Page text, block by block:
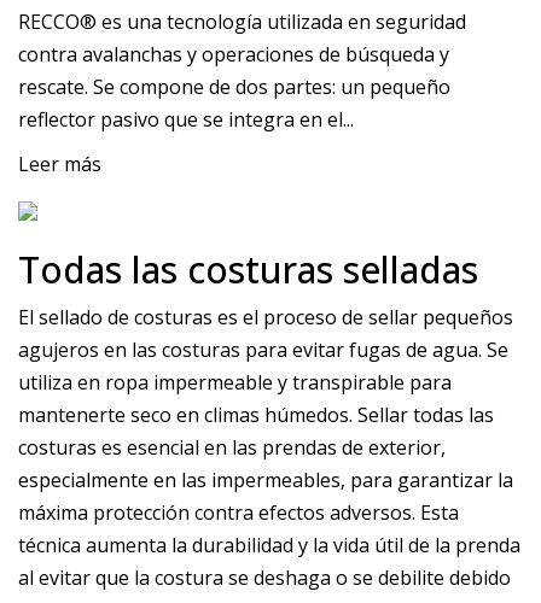
RECCO® es una tecnología utilizada en seguridad
contra avalanchas y operaciones de búsqueda y
rescate. Se compone de dos partes: un pequeño
reflector pasivo que se integra en el...
Leer más
Todas las costuras selladas
El sellado de costuras es el proceso de sellar pequeños
agujeros en las costuras para evitar fugas de agua. Se
utiliza en ropa impermeable y transpirable para
mantenerte seco en climas húmedos. Sellar todas las
costuras es esencial en las prendas de exterior,
especialmente en las impermeables, para garantizar la
máxima protección contra efectos adversos. Esta
técnica aumenta la durabilidad y la vida útil de la prenda
al evitar que la costura se deshaga o se debilite debido